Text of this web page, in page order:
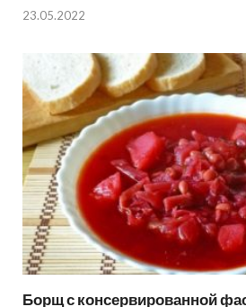
23.05.2022
Борщ с консервированной